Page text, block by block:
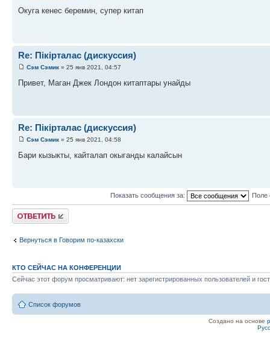
Окуга кенес беремин, супер китап
Re: Пікірталас (дискуссия)
Сэм Сэмик » 25 янв 2021, 04:57
Привет, Маган Джек Лондон китаптары унайды
Re: Пікірталас (дискуссия)
Сэм Сэмик » 25 янв 2021, 04:58
Бари кызыкты, кайталап окыганды калайсын
Показать сообщения за: Поле
Ответить
Вернуться в Говорим по-казахски
КТО СЕЙЧАС НА КОНФЕРЕНЦИИ
Сейчас этот форум просматривают: нет зарегистрированных пользователей и
Список форумов
Создано на основе